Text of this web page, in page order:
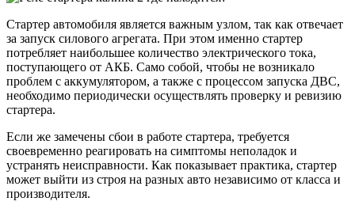
Стартер автомобиля является важным узлом, так как отвечает
за запуск силового агрегата. При этом именно стартер
потребляет наибольшее количество электрического тока,
поступающего от АКБ. Само собой, чтобы не возникало
проблем с аккумулятором, а также с процессом запуска ДВС,
необходимо периодически осуществлять проверку и ревизию
стартера.
Если же замечены сбои в работе стартера, требуется
своевременно реагировать на симптомы неполадок и
устранять неисправности. Как показывает практика, стартер
может выйти из строя на разных авто независимо от класса и
производителя.